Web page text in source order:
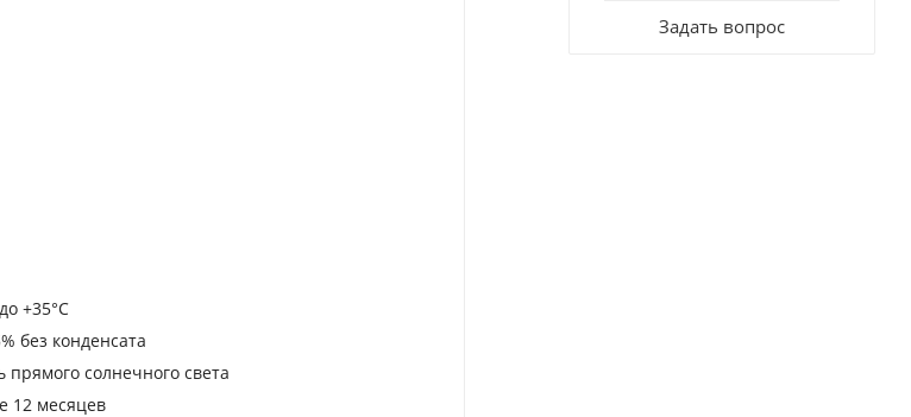
+35°С
без конденсата
прямого солнечного света
12 месяцев
Задать вопрос